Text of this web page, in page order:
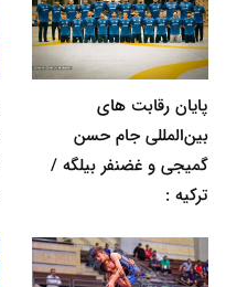
پایان رقابت های
بین‌المللی جام حسن
گمیجی و غضنفر بیلگه /
ترکیه :